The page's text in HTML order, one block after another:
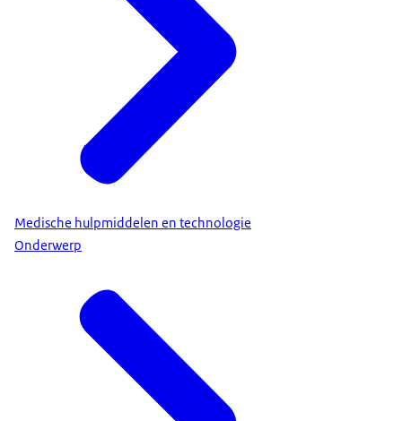
Medische hulpmiddelen en technologie
Onderwerp